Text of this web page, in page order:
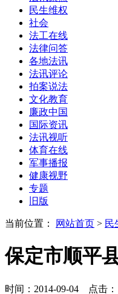
民生维权
社会
法工在线
法律问答
各地法讯
法讯评论
拍案说法
文化教育
廉政中国
国际资讯
法讯视听
体育在线
军事播报
健康视野
专题
旧版
当前位置： 网站首页 > 民
保定市顺平
时间：2014-09-04 点击：